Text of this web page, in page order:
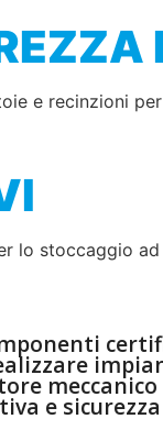
e recinzioni
lo stoccaggio
meccanico
e sicurezza